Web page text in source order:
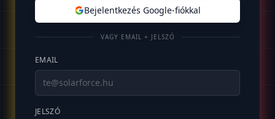
Bejelentkezés Google-fiókkal
VAGY EMAIL + JELSZÓ
EMAIL
JELSZÓ